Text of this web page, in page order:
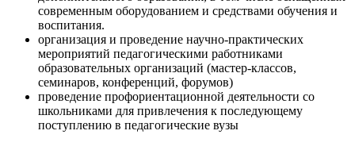
современным оборудованием и средствами обучения и
воспитания.
организация и проведение научно-практических
мероприятий педагогическими работниками
образовательных организаций (мастер-классов,
семинаров, конференций, форумов)
проведение профориентационной деятельности со
школьниками для привлечения к последующему
поступлению в педагогические вузы